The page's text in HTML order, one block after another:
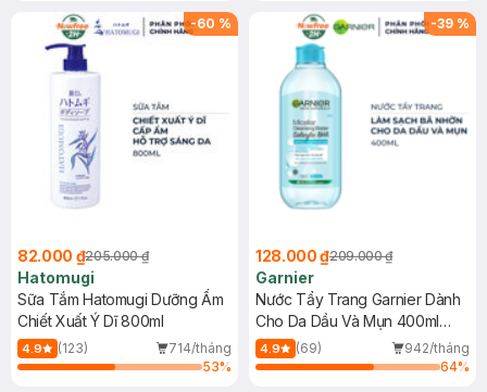
(SL có hạn)
-60 %
82.000 ₫205.000 ₫
Hatomugi
Sữa Tắm Hatomugi Dưỡng Ẩm
Chiết Xuất Ý Dĩ 800ml
4.9 (123)
714/tháng
53%
-39 %
128.000 ₫209.000 ₫
Garnier
Nước Tẩy Trang Garnier Dành
Cho Da Dầu Và Mụn 400ml
(Mới)
4.9 (69)
942/tháng
64%